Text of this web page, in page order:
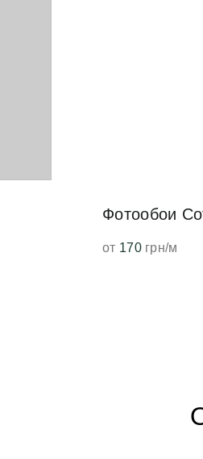
Фотообои
от 170грн/м